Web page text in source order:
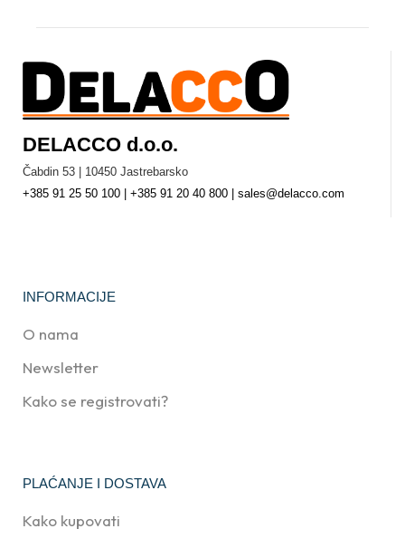
DELACCO d.o.o.
Čabdin 53 | 10450 Jastrebarsko
+385 91 25 50 100 | +385 91 20 40 800 | sales@delacco.com
INFORMACIJE
O nama
Newsletter
Kako se registrovati?
PLAĆANJE I DOSTAVA
Kako kupovati